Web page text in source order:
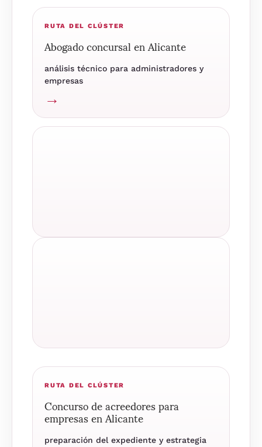
RUTA DEL CLÚSTER
Abogado concursal en Alicante
análisis técnico para administradores y
empresas
→
RUTA DEL CLÚSTER
Concurso de acreedores para
empresas en Alicante
preparación del expediente y estrategia